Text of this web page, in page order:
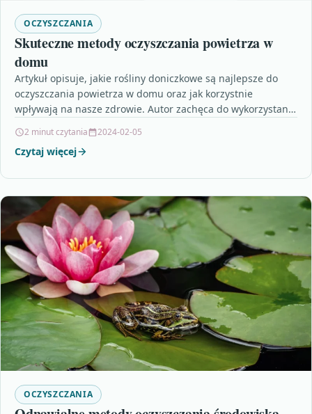
OCZYSZCZANIA
Skuteczne metody oczyszczania powietrza w
domu
Artykuł opisuje, jakie rośliny doniczkowe są najlepsze do
oczyszczania powietrza w domu oraz jak korzystnie
wpływają na nasze zdrowie. Autor zachęca do wykorzystania
2 minut czytania 2024-02-05
Czytaj więcej
OCZYSZCZANIA